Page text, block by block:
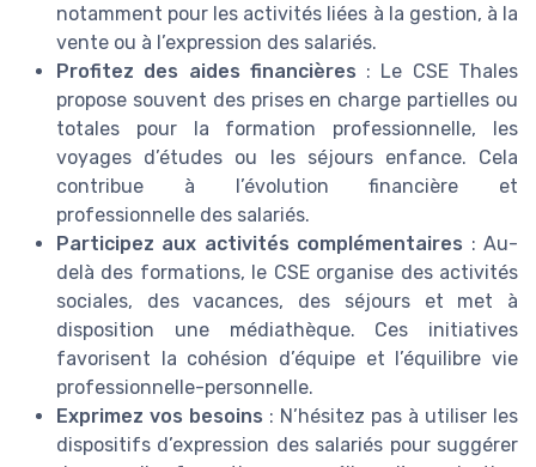
notamment pour les activités liées à la gestion, à la
vente ou à l’expression des salariés.
Profitez des aides financières : Le CSE Thales
propose souvent des prises en charge partielles ou
totales pour la formation professionnelle, les
voyages d’études ou les séjours enfance. Cela
contribue à l’évolution financière et
professionnelle des salariés.
Participez aux activités complémentaires : Au-
delà des formations, le CSE organise des activités
sociales, des vacances, des séjours et met à
disposition une médiathèque. Ces initiatives
favorisent la cohésion d’équipe et l’équilibre vie
professionnelle-personnelle.
Exprimez vos besoins : N’hésitez pas à utiliser les
dispositifs d’expression des salariés pour suggérer